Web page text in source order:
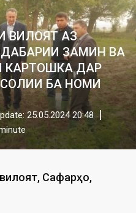
ВИЛОЯТ АЗ
ЗАМИН ВА
КАРТОШКА ДАР
БА НОМИ
25.05.2024 20:48
, Сафарҳо,